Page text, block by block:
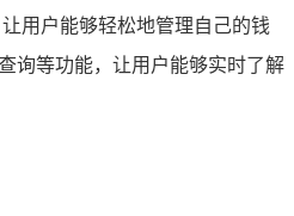
用户能够轻松地管理自己的钱
询等功能，让用户能够实时了解